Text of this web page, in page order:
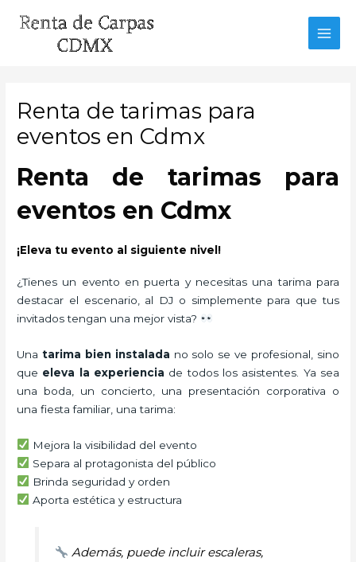
Renta de tarimas para
eventos en Cdmx
Renta de tarimas para
eventos en Cdmx
¡Eleva tu evento al siguiente nivel!
¿Tienes un evento en puerta y necesitas una tarima para
destacar el escenario, al DJ o simplemente para que tus
invitados tengan una mejor vista?
Una tarima bien instalada no solo se ve profesional, sino
que eleva la experiencia de todos los asistentes. Ya sea
una boda, un concierto, una presentación corporativa o
una fiesta familiar, una tarima:
Mejora la visibilidad del evento
Separa al protagonista del público
Brinda seguridad y orden
Aporta estética y estructura
Además, puede incluir escaleras,